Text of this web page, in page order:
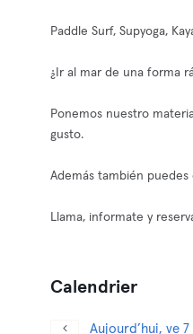
Paddle Surf, Supyoga,
¿Ir al mar de una forma
Ponemos nuestro
gusto.
Además también puedes
Llama, informate y
Calendrier
Aujourd’hui, ve 7